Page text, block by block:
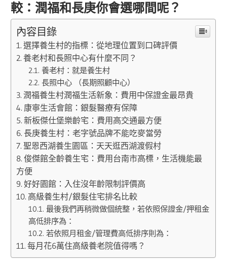
較：潤福和長庚你會選哪間呢？
內容目錄
選擇養生村的指標：從地理位置到口碑評價
養老村和長照中心有什麼不同？
養老村：就是養生村
長照中心 （長期照顧中心）
潤福養生村潤福生活新象：費用中保證金最昂貴
康寧生活會館：銀髮醫療有保障
新板傑仕堡樂齡宅：費用高交通最方便
長庚養生村：老字號品牌不能吃麥當勞
聖恩西湖養生園區：天天逛西湖渡假村
俊傑館全齡養生宅：費用台南市高標，生活機能最
方便
好好園館：入住沒年齡限制評價高
高級養生村/銀髮住宅排名比較
最後我們再稍微做個統整，若依照保證金/押租金
高低排序為：
若依照月租金/管理費高低排序則為：
每月花6萬住高級養老院值得嗎？